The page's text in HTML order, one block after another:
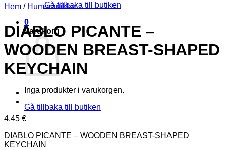
Gå tillbaka till butiken
0
Varukorg
Inga produkter i varukorgen.
Gå tillbaka till butiken
Hem / Humorartiklar
DIABLO PICANTE –
WOODEN BREAST-SHAPED
KEYCHAIN
4.45 €
DIABLO PICANTE – WOODEN BREAST-SHAPED
KEYCHAIN